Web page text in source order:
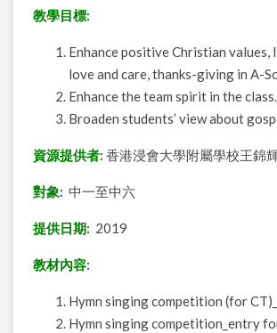
教學目標:
Enhance positive Christian values,
love and care, thanks-giving in A-
Enhance the team spirit in the class.
Broaden students’ view about
資源提供者: 香港浸會大學附屬學校王錦
對象: 中一至中六
提供日期: 2019
教材內容:
Hymn singing competition (for
Hymn singing competition_entry